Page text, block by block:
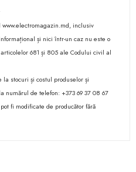
inclusiv
și nici într-un caz nu este o
681 și 805 ale Codului civil al
stocuri și costul produselor și
numărul de telefon: +373 69 37 08 67
fi modificate de producător fără